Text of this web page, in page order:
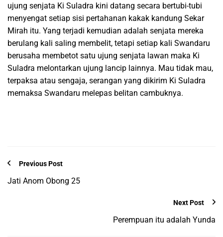
ujung senjata Ki Suladra kini datang secara bertubi-tubi
menyengat setiap sisi pertahanan kakak kandung Sekar
Mirah itu. Yang terjadi kemudian adalah senjata mereka
berulang kali saling membelit, tetapi setiap kali Swandaru
berusaha membetot satu ujung senjata lawan maka Ki
Suladra melontarkan ujung lancip lainnya. Mau tidak mau,
terpaksa atau sengaja, serangan yang dikirim Ki Suladra
memaksa Swandaru melepas belitan cambuknya.
Previous Post
Jati Anom Obong 25
Next Post
Perempuan itu adalah Yunda